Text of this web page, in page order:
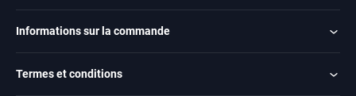
Informations sur la commande
Termes et conditions